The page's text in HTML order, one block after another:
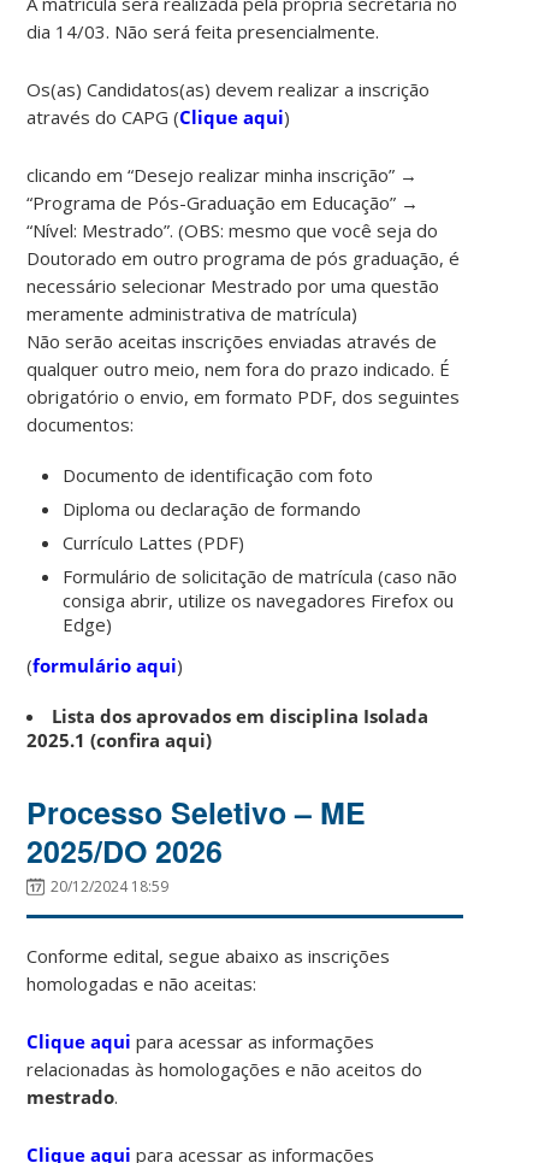
dia 14/03. Não será feita presencialmente.
Os(as) Candidatos(as) devem realizar a inscrição
através do CAPG (Clique aqui)
clicando em “Desejo realizar minha inscrição” →
“Programa de Pós-Graduação em Educação” →
“Nível: Mestrado”. (OBS: mesmo que você seja do
Doutorado em outro programa de pós graduação, é
necessário selecionar Mestrado por uma questão
meramente administrativa de matrícula)
Não serão aceitas inscrições enviadas através de
qualquer outro meio, nem fora do prazo indicado. É
obrigatório o envio, em formato PDF, dos seguintes
documentos:
Documento de identificação com foto
Diploma ou declaração de formando
Currículo Lattes (PDF)
Formulário de solicitação de matrícula (caso não
consiga abrir, utilize os navegadores Firefox ou
Edge)
(formulário aqui)
Lista dos aprovados em disciplina Isolada
2025.1 (confira aqui)
Processo Seletivo – ME
2025/DO 2026
20/12/2024 18:59
Conforme edital, segue abaixo as inscrições
homologadas e não aceitas:
Clique aqui para acessar as informações
relacionadas às homologações e não aceitos do
mestrado.
Clique aqui para acessar as informações